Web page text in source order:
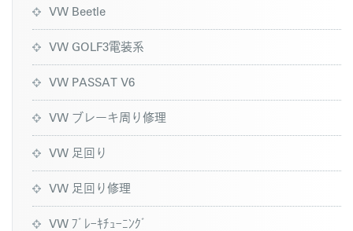
VW Beetle
VW GOLF3電装系
VW PASSAT V6
VW ブレーキ周り修理
VW 足回り
VW 足回り修理
VW ﾌﾞﾚｰｷﾁｭｰﾆﾝｸﾞ